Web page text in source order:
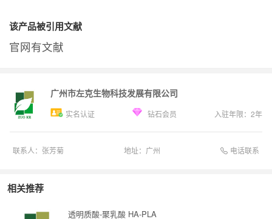
该产品被引用文献
官网有文献
广州市左克生物科技发展有限公司
实名认证 钻石会员 入驻年限： 2年
联系人： 张芳菊 地址： 广州 电话联系
相关推荐
透明质酸-聚乳酸 HA-PLA